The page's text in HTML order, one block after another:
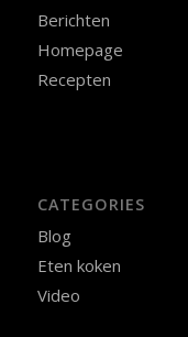
Berichten
Homepage
Recepten
CATEGORIES
Blog
Eten koken
Video